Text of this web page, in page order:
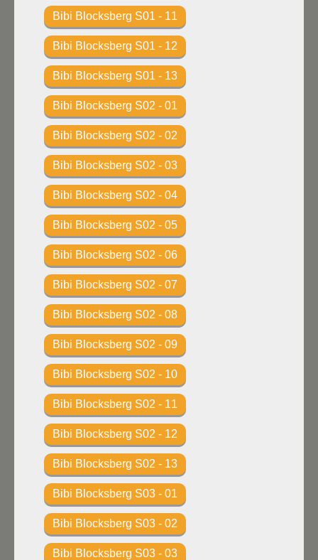
Bibi Blocksberg S01 - 11
Bibi Blocksberg S01 - 12
Bibi Blocksberg S01 - 13
Bibi Blocksberg S02 - 01
Bibi Blocksberg S02 - 02
Bibi Blocksberg S02 - 03
Bibi Blocksberg S02 - 04
Bibi Blocksberg S02 - 05
Bibi Blocksberg S02 - 06
Bibi Blocksberg S02 - 07
Bibi Blocksberg S02 - 08
Bibi Blocksberg S02 - 09
Bibi Blocksberg S02 - 10
Bibi Blocksberg S02 - 11
Bibi Blocksberg S02 - 12
Bibi Blocksberg S02 - 13
Bibi Blocksberg S03 - 01
Bibi Blocksberg S03 - 02
Bibi Blocksberg S03 - 03